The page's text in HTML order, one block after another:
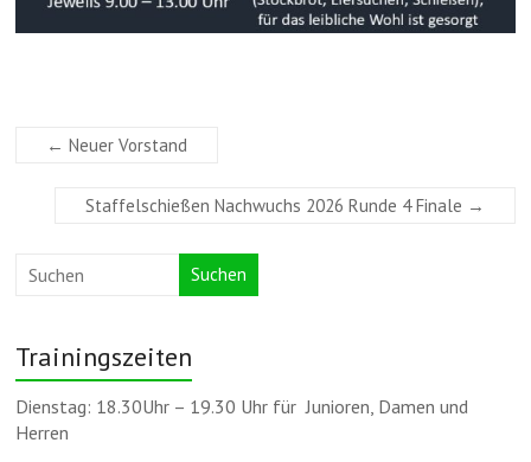
← Neuer Vorstand
Staffelschießen Nachwuchs 2026 Runde 4 Finale →
Suchen
Trainingszeiten
Dienstag: 18.30Uhr – 19.30 Uhr für Junioren, Damen und
Herren